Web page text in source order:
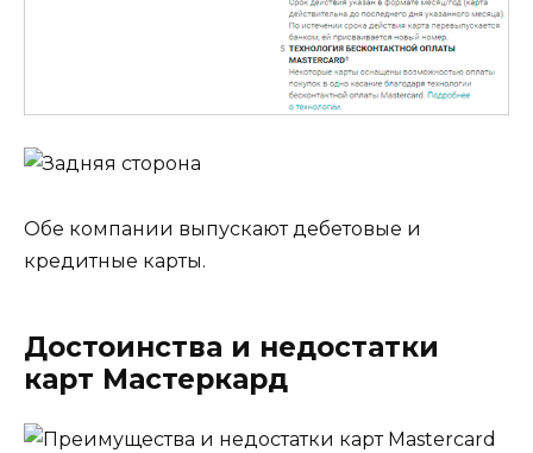
Обе компании выпускают дебетовые и
кредитные карты.
Достоинства и недостатки
карт Мастеркард